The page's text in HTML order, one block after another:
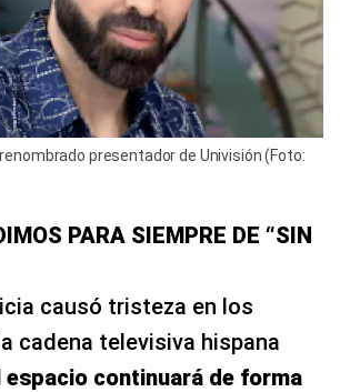
presentador de Univisión (Foto:
PARA SIEMPRE DE “SIN
causó tristeza en los
cadena televisiva hispana
espacio continuará de forma